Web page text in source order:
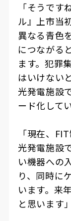
「そうで
ル』上市当
異なる青色
につながる
ます。犯罪
はいけない
光発電施設
ード化して
「現在、
光発電施設
い機器への
り、同時に
います。来
と思います」